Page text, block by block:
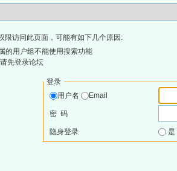
限访问此页面，可能有如下几个原因:
的用户组不能使用搜索功能
先登录论坛
登录
用户名
Email
密 码
隐身登录